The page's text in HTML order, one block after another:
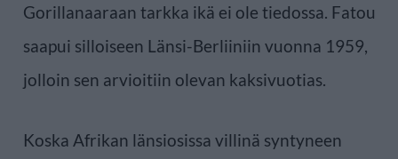
Gorillanaaraan tarkka ikä ei ole tiedossa. Fatou
saapui silloiseen Länsi-Berliiniin vuonna 1959,
jolloin sen arvioitiin olevan kaksivuotias.
Koska Afrikan länsiosissa villinä syntyneen